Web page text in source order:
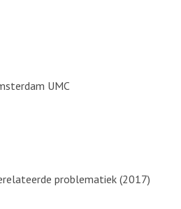
UMC
problematiek (2017)